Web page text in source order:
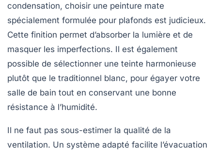
condensation, choisir une peinture mate
spécialement formulée pour plafonds est judicieux.
Cette finition permet d’absorber la lumière et de
masquer les imperfections. Il est également
possible de sélectionner une teinte harmonieuse
plutôt que le traditionnel blanc, pour égayer votre
salle de bain tout en conservant une bonne
résistance à l’humidité.
Il ne faut pas sous-estimer la qualité de la
ventilation. Un système adapté facilite l’évacuation